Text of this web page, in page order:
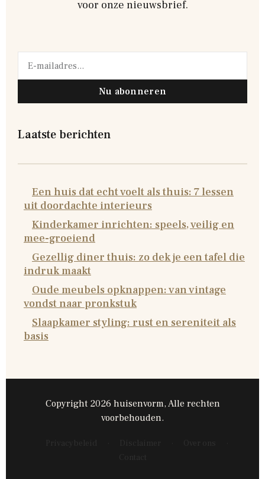
voor onze nieuwsbrief.
Nu abonneren
Laatste berichten
Een huis dat echt voelt als thuis: 7 lessen
uit doordachte interieurs
Kinderkamer inrichten: speels, veilig en
mee-groeiend
Gezellig diner thuis: zo dek je een tafel die
indruk maakt
Oude meubels opknappen: van vintage
vondst naar pronkstuk
Slaapkamer styling: rust en sereniteit als
basis
Copyright 2026 huisenvorm, Alle rechten
voorbehouden.